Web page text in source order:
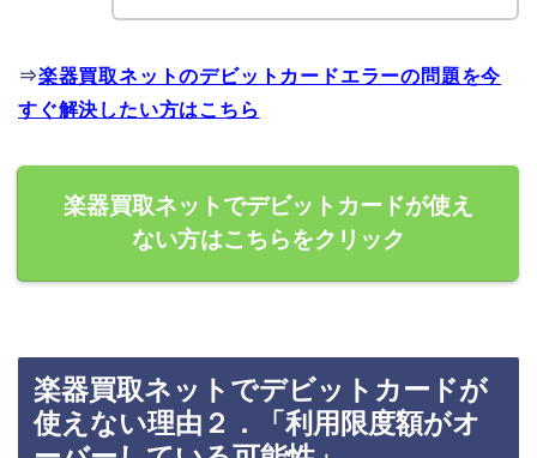
⇒楽器買取ネットのデビットカードエラーの問題を今
すぐ解決したい方はこちら
楽器買取ネットでデビットカードが使え
ない方はこちらをクリック
楽器買取ネットでデビットカードが
使えない理由２．「利用限度額がオ